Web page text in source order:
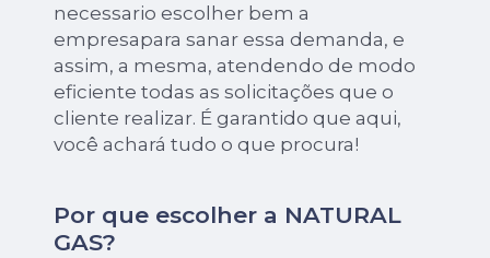
necessario escolher bem a
empresapara sanar essa demanda, e
assim, a mesma, atendendo de modo
eficiente todas as solicitações que o
cliente realizar. É garantido que aqui,
você achará tudo o que procura!
Por que escolher a NATURAL
GAS?